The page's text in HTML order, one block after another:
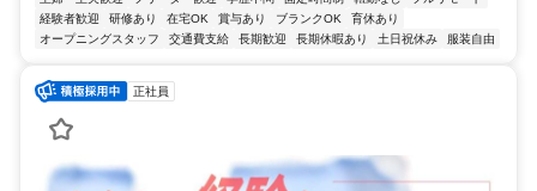
経験者歓迎
研修あり 在宅OK 賞与あり ブランクOK
育休あり
オープニングスタッフ
交通費支給 長期歓迎 長期休暇あり 土日祝休み 服装自由
正社員